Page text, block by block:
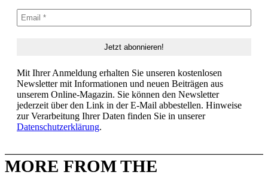
Mit Ihrer Anmeldung erhalten Sie unseren kostenlosen
Newsletter mit Informationen und neuen Beiträgen aus
unserem Online-Magazin. Sie können den Newsletter
jederzeit über den Link in der E-Mail abbestellen. Hinweise
zur Verarbeitung Ihrer Daten finden Sie in unserer
Datenschutzerklärung.
MORE FROM THE